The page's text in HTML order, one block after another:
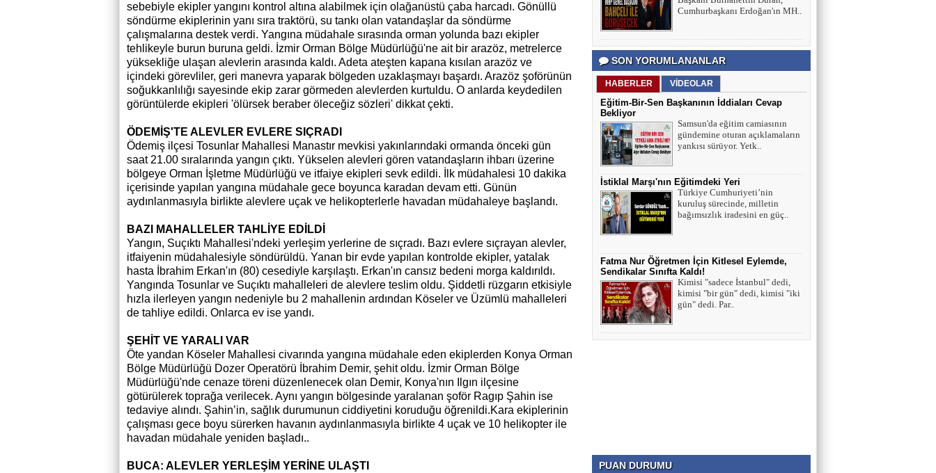
sebebiyle ekipler yangını kontrol altına alabilmek için olağanüstü çaba harcadı. Gönüllü
söndürme ekiplerinin yanı sıra traktörü, su tankı olan vatandaşlar da söndürme
çalışmalarına destek verdi. Yangına müdahale sırasında orman yolunda bazı ekipler
tehlikeyle burun buruna geldi. İzmir Orman Bölge Müdürlüğü'ne ait bir arazöz, metrelerce
yüksekliğe ulaşan alevlerin arasında kaldı. Adeta ateşten kapana kısılan arazöz ve
içindeki görevliler, geri manevra yaparak bölgeden uzaklaşmayı başardı. Arazöz şoförünün
soğukkanlılığı sayesinde ekip zarar görmeden alevlerden kurtuldu. O anlarda keydedilen
görüntülerde ekipleri 'ölürsek beraber öleceğiz sözleri' dikkat çekti.
ÖDEMİŞ'TE ALEVLER EVLERE SIÇRADI
Ödemiş ilçesi Tosunlar Mahallesi Manastır mevkisi yakınlarındaki ormanda önceki gün
saat 21.00 sıralarında yangın çıktı. Yükselen alevleri gören vatandaşların ihbarı üzerine
bölgeye Orman İşletme Müdürlüğü ve itfaiye ekipleri sevk edildi. İlk müdahalesi 10 dakika
içerisinde yapılan yangına müdahale gece boyunca karadan devam etti. Günün
aydınlanmasıyla birlikte alevlere uçak ve helikopterlerle havadan müdahaleye başlandı.
BAZI MAHALLELER TAHLİYE EDİLDİ
Yangın, Suçıktı Mahallesi'ndeki yerleşim yerlerine de sıçradı. Bazı evlere sıçrayan alevler,
itfaiyenin müdahalesiyle söndürüldü. Yanan bir evde yapılan kontrolde ekipler, yatalak
hasta İbrahim Erkan'ın (80) cesediyle karşılaştı. Erkan'ın cansız bedeni morga kaldırıldı.
Yangında Tosunlar ve Suçıktı mahalleleri de alevlere teslim oldu. Şiddetli rüzgarın etkisiyle
hızla ilerleyen yangın nedeniyle bu 2 mahallenin ardından Köseler ve Üzümlü mahalleleri
de tahliye edildi. Onlarca ev ise yandı.
ŞEHİT VE YARALI VAR
Öte yandan Köseler Mahallesi civarında yangına müdahale eden ekiplerden Konya Orman
Bölge Müdürlüğü Dozer Operatörü İbrahim Demir, şehit oldu. İzmir Orman Bölge
Müdürlüğü'nde cenaze töreni düzenlenecek olan Demir, Konya'nın Ilgın ilçesine
götürülerek toprağa verilecek. Aynı yangın bölgesinde yaralanan şoför Ragıp Şahin ise
tedaviye alındı. Şahin’in, sağlık durumunun ciddiyetini koruduğu öğrenildi.Kara ekiplerinin
çalışması gece boyu sürerken havanın aydınlanmasıyla birlikte 4 uçak ve 10 helikopter ile
havadan müdahale yeniden başladı..
BUCA: ALEVLER YERLEŞİM YERİNE ULAŞTI
Cumhurbaşkanı Erdoğan'ın MH..
SON YORUMLANANLAR
HABERLER VİDEOLAR
Eğitim-Bir-Sen Başkanının İddiaları Cevap
Bekliyor
Samsun'da eğitim camiasının
gündemine oturan açıklamaların
yankısı sürüyor. Yetk..
İstiklal Marşı'nın Eğitimdeki Yeri
Türkiye Cumhuriyeti’nin
kuruluş sürecinde, milletin
bağımsızlık iradesini en güç..
Fatma Nur Öğretmen İçin Kitlesel Eylemde,
Sendikalar Sınıfta Kaldı!
Kimisi "sadece İstanbul" dedi,
kimisi "bir gün" dedi, kimisi "iki
gün" dedi. Par..
PUAN DURUMU